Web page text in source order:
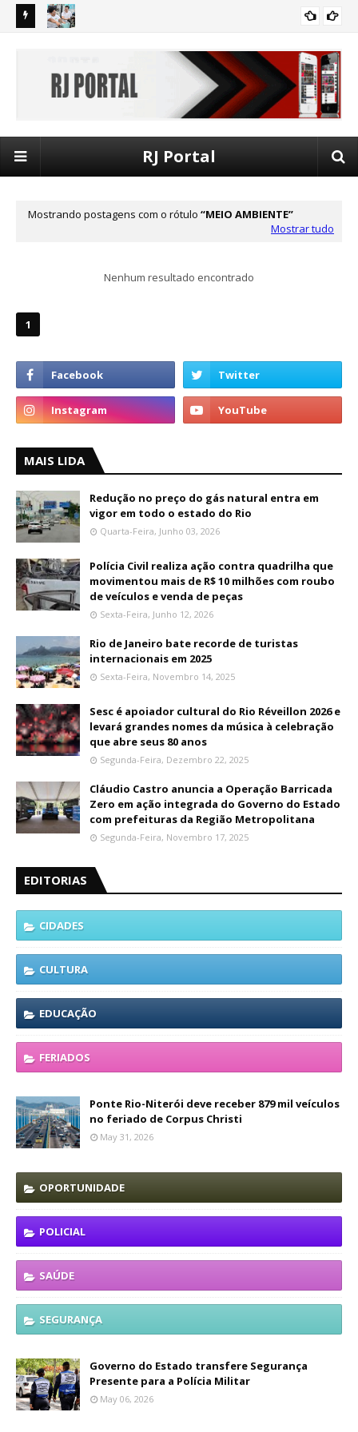
curso técnico voltado ao mercado de óleo e gás
RJ Portal
Mostrando postagens com o rótulo
MEIO AMBIENTE
Mostrar tudo
Nenhum resultado encontrado
1
MAIS LIDA
Redução no preço do gás natural entra em
vigor em todo o estado do Rio
Quarta-Feira, Junho 03, 2026
Polícia Civil realiza ação contra quadrilha que
movimentou mais de R$ 10 milhões com roubo
de veículos e venda de peças
Sexta-Feira, Junho 12, 2026
Rio de Janeiro bate recorde de turistas
internacionais em 2025
Sexta-Feira, Novembro 14, 2025
Sesc é apoiador cultural do Rio Réveillon 2026 e
levará grandes nomes da música à celebração
que abre seus 80 anos
Segunda-Feira, Dezembro 22, 2025
Cláudio Castro anuncia a Operação Barricada
Zero em ação integrada do Governo do Estado
com prefeituras da Região Metropolitana
Segunda-Feira, Novembro 17, 2025
EDITORIAS
CIDADES
CULTURA
EDUCAÇÃO
FERIADOS
Ponte Rio-Niterói deve receber 879 mil veículos
no feriado de Corpus Christi
May 31, 2026
OPORTUNIDADE
POLICIAL
SAÚDE
SEGURANÇA
Governo do Estado transfere Segurança
Presente para a Polícia Militar
May 06, 2026